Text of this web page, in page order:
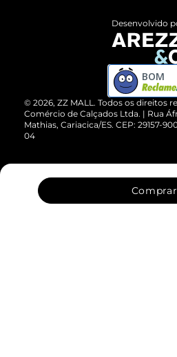
Comprar
ZZ MALL é confiável
Cartão Presente
Vendas Corporativas
Devolução do Produto
Compre pelo WhatsApp
© 2026, ZZ MALL. Todos os direitos
Comércio de Calçados Ltda. | Rua
Mathias, Cariacica/ES. CEP: 29157-
04
Desenvolvido
BOM